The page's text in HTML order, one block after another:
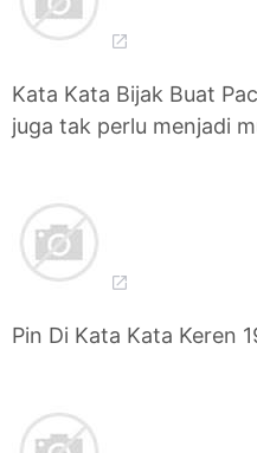
Kata Kata Bijak Buat
juga tak perlu menjadi
Pin Di Kata Kata Keren